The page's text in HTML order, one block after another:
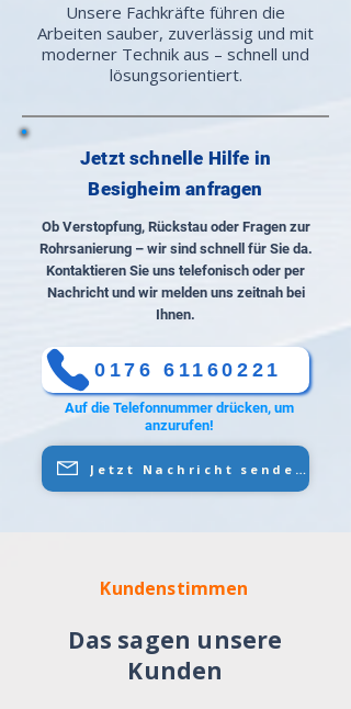
Unsere Fachkräfte führen die
Arbeiten sauber, zuverlässig und mit
moderner Technik aus – schnell und
lösungsorientiert.
Jetzt schnelle Hilfe in
Besigheim anfragen
Ob Verstopfung, Rückstau oder Fragen zur
Rohrsanierung – wir sind schnell für Sie da.
Kontaktieren Sie uns telefonisch oder per
Nachricht und wir melden uns zeitnah bei
Ihnen.
0176 61160221
Auf die Telefonnummer drücken, um
anzurufen!
Jetzt Nachricht senden
Das sagen unsere
Kunden
Kundenstimmen